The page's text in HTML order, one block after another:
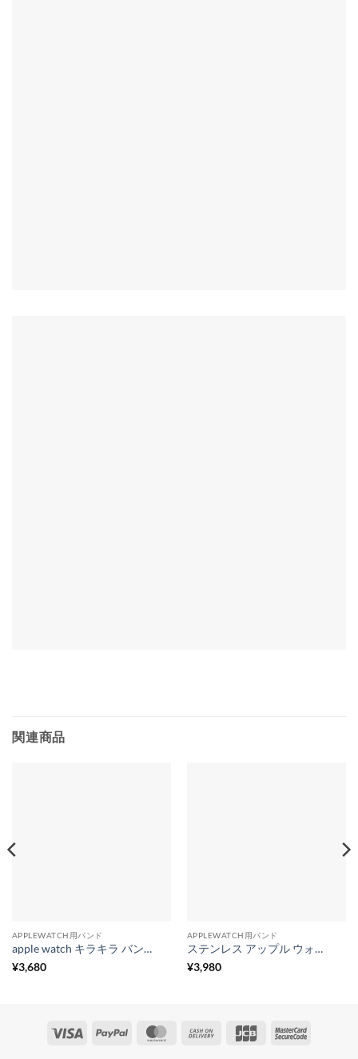
関連商品
APPLEWATCH用バンド
apple watch キラキラ バンド ダイヤ アップル ウォッチ バンド おしゃれ レディース ジュエリー
¥3,680
APPLEWATCH用バンド
ステンレス アップル ウォッチ バンド メンズ ビジネス apple watch8/7/6/seなど対応 保護カバー付き
¥3,980
Visa PayPal MasterCardCash
JCB